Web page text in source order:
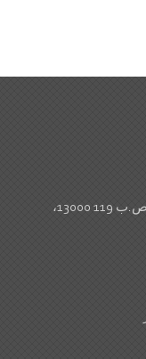
22، شارع أبي عياد عبد الكريم نهج باستور ص.ب 119 13000،